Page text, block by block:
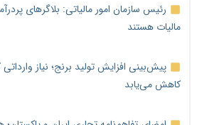
رئیس سازمان امور مالیاتی: بلاگرهای
مالیات هستند
کاهش می‌یابد